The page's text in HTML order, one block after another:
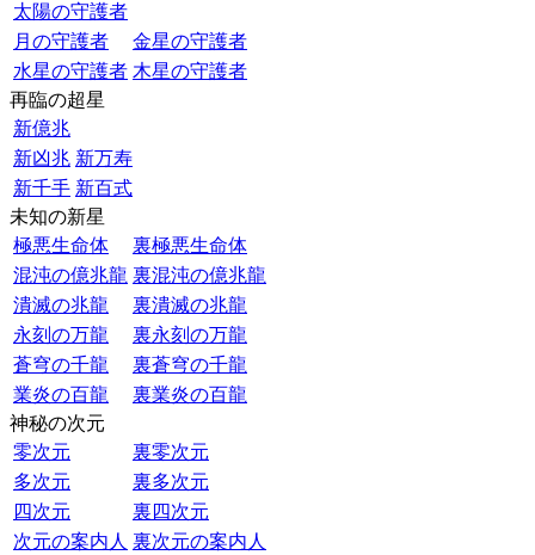
太陽の守護者
月の守護者
金星の守護者
水星の守護者 木星の守護者
再臨の超星
新億兆
新凶兆 新万寿
新千手 新百式
未知の新星
極悪生命体
裏極悪生命体
混沌の億兆龍 裏混沌の億兆龍
潰滅の兆龍
裏潰滅の兆龍
永刻の万龍
裏永刻の万龍
蒼穹の千龍
裏蒼穹の千龍
業炎の百龍
裏業炎の百龍
神秘の次元
零次元
裏零次元
多次元
裏多次元
四次元
裏四次元
次元の案内人 裏次元の案内人